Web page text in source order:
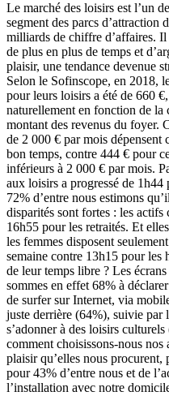
Le marché des loisirs est l’un
segment des parcs d’attraction
milliards de chiffre d’affaires.
de plus en plus de temps et
plaisir, une tendance devenue
Selon le Sofinscope, en 2018,
pour leurs loisirs a été de 660
naturellement en fonction de la
montant des revenus du foyer.
de 2 000 € par mois dépensent
bon temps, contre 444 € pour
inférieurs à 2 000 € par mois.
aux loisirs a progressé de 1h44
72% d’entre nous estimons
disparités sont fortes : les
16h55 pour les retraités. Et
les femmes disposent
semaine contre 13h15 pour les
de leur temps libre ? Les
sommes en effet 68% à
de surfer sur Internet, via
juste derrière (64%), suivie par
s’adonner à des loisirs
comment choisissons-nous
plaisir qu’elles nous
pour 43% d’entre nous et de
l’installation avec notre